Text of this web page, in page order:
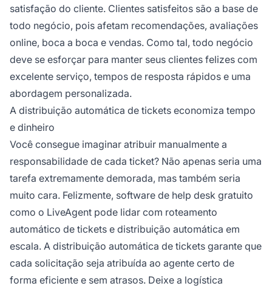
satisfação do cliente. Clientes satisfeitos são a base de
todo negócio, pois afetam recomendações, avaliações
online, boca a boca e vendas. Como tal, todo negócio
deve se esforçar para manter seus clientes felizes com
excelente serviço, tempos de resposta rápidos e uma
abordagem personalizada.
A distribuição automática de tickets economiza tempo
e dinheiro
Você consegue imaginar atribuir manualmente a
responsabilidade de cada ticket? Não apenas seria uma
tarefa extremamente demorada, mas também seria
muito cara. Felizmente, software de help desk gratuito
como o LiveAgent pode lidar com roteamento
automático de tickets e distribuição automática em
escala. A distribuição automática de tickets garante que
cada solicitação seja atribuída ao agente certo de
forma eficiente e sem atrasos. Deixe a logística